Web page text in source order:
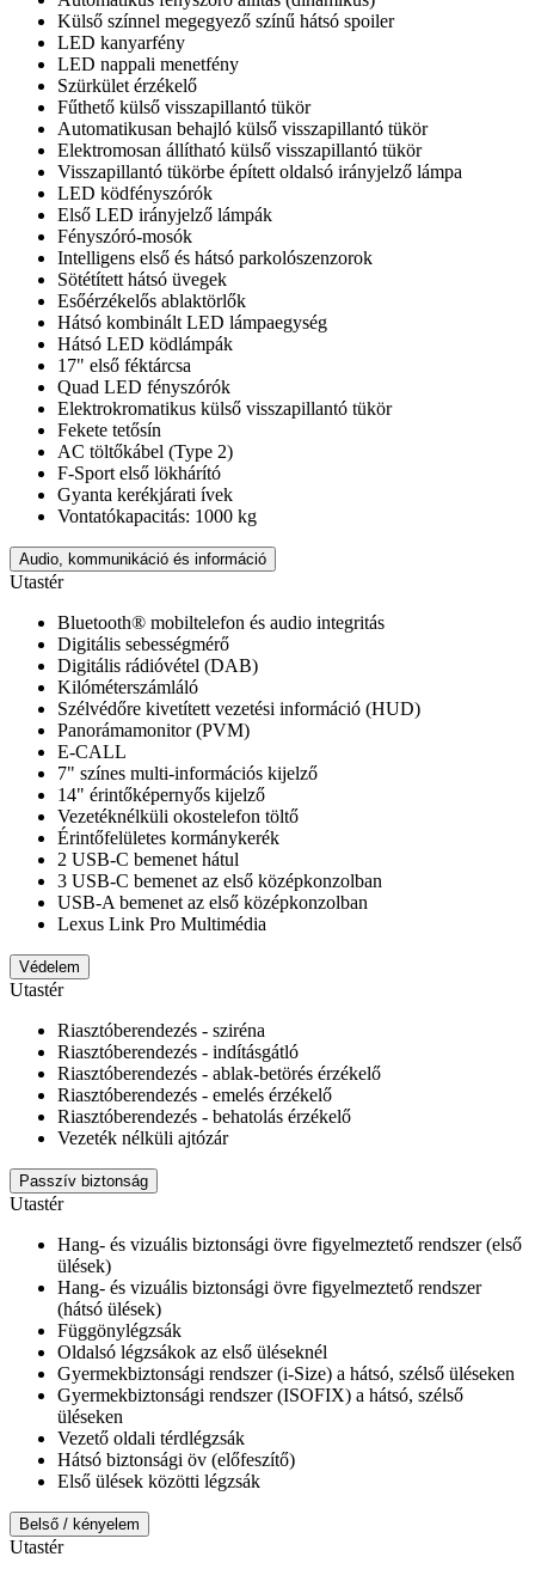
Külső színnel megegyező színű hátsó spoiler
LED kanyarfény
LED nappali menetfény
Szürkület érzékelő
Fűthető külső visszapillantó tükör
Automatikusan behajló külső visszapillantó tükör
Elektromosan állítható külső visszapillantó tükör
Visszapillantó tükörbe épített oldalsó irányjelző lámpa
LED ködfényszórók
Első LED irányjelző lámpák
Fényszóró-mosók
Intelligens első és hátsó parkolószenzorok
Sötétített hátsó üvegek
Esőérzékelős ablaktörlők
Hátsó kombinált LED lámpaegység
Hátsó LED ködlámpák
17" első féktárcsa
Quad LED fényszórók
Elektrokromatikus külső visszapillantó tükör
Fekete tetősín
AC töltőkábel (Type 2)
F-Sport első lökhárító
Gyanta kerékjárati ívek
Vontatókapacitás: 1000 kg
Audio, kommunikáció és információ
Utastér
Bluetooth® mobiltelefon és audio integritás
Digitális sebességmérő
Digitális rádióvétel (DAB)
Kilóméterszámláló
Szélvédőre kivetített vezetési információ (HUD)
Panorámamonitor (PVM)
E-CALL
7" színes multi-információs kijelző
14" érintőképernyős kijelző
Vezetéknélküli okostelefon töltő
Érintőfelületes kormánykerék
2 USB-C bemenet hátul
3 USB-C bemenet az első középkonzolban
USB-A bemenet az első középkonzolban
Lexus Link Pro Multimédia
Védelem
Utastér
Riasztóberendezés - sziréna
Riasztóberendezés - indításgátló
Riasztóberendezés - ablak-betörés érzékelő
Riasztóberendezés - emelés érzékelő
Riasztóberendezés - behatolás érzékelő
Vezeték nélküli ajtózár
Passzív biztonság
Utastér
Hang- és vizuális biztonsági övre figyelmeztető rendszer (első
ülések)
Hang- és vizuális biztonsági övre figyelmeztető rendszer
(hátsó ülések)
Függönylégzsák
Oldalsó légzsákok az első üléseknél
Gyermekbiztonsági rendszer (i-Size) a hátsó, szélső üléseken
Gyermekbiztonsági rendszer (ISOFIX) a hátsó, szélső
üléseken
Vezető oldali térdlégzsák
Hátsó biztonsági öv (előfeszítő)
Első ülések közötti légzsák
Belső / kényelem
Utastér